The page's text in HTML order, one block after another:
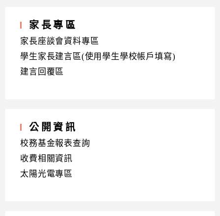
家長專區
家長座談會資料專區
學生家長建言區(使用學生學校帳戶填寫)
建言回覆區
公開資訊
校務基金報表查詢
收費相關資訊
太陽光電專區